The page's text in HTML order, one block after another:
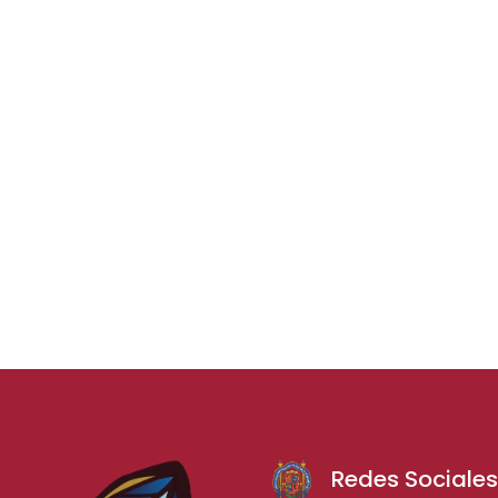
Redes Sociales